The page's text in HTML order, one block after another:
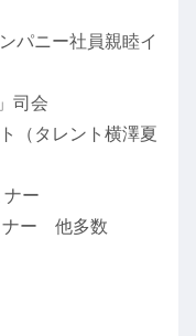
パニー社員親睦イ
司会
（タレント横澤夏
ナー
ナー 他多数